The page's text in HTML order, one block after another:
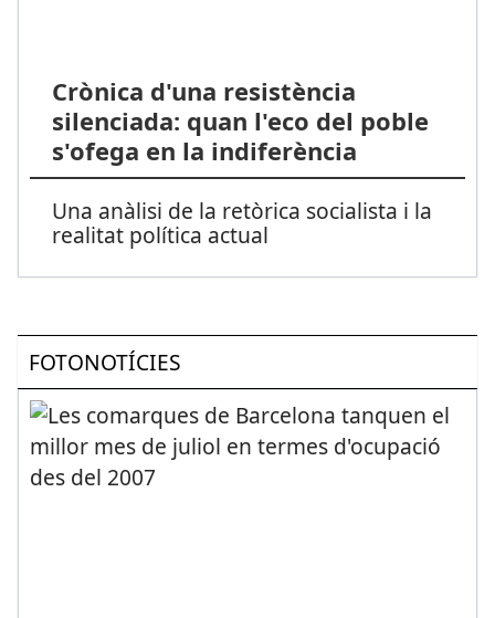
Crònica d'una resistència
silenciada: quan l'eco del poble
s'ofega en la indiferència
Una anàlisi de la retòrica socialista i la
realitat política actual
FOTONOTÍCIES